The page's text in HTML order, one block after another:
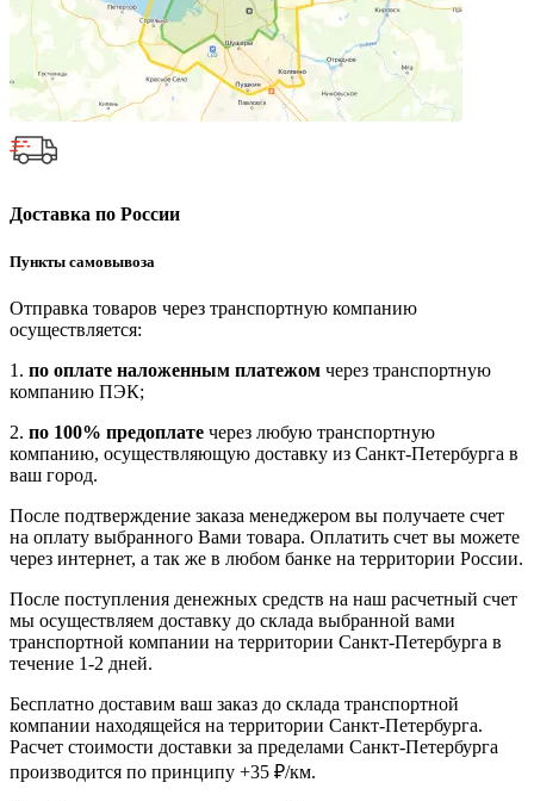
Доставка по России
Пункты самовывоза
Отправка товаров через транспортную компанию
осуществляется:
1. по оплате наложенным платежом через транспортную
компанию ПЭК;
2. по 100% предоплате через любую транспортную
компанию, осуществляющую доставку из Санкт-Петербурга в
ваш город.
После подтверждение заказа менеджером вы получаете счет
на оплату выбранного Вами товара. Оплатить счет вы можете
через интернет, а так же в любом банке на территории России.
После поступления денежных средств на наш расчетный счет
мы осуществляем доставку до склада выбранной вами
транспортной компании на территории Санкт-Петербурга в
течение 1-2 дней.
Бесплатно доставим ваш заказ до склада транспортной
компании находящейся на территории Санкт-Петербурга.
Расчет стоимости доставки за пределами Санкт-Петербурга
производится по принципу +35 ₽/км.